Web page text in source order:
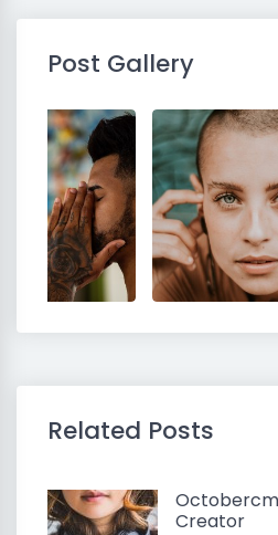
Post Gallery
Related Posts
Creator